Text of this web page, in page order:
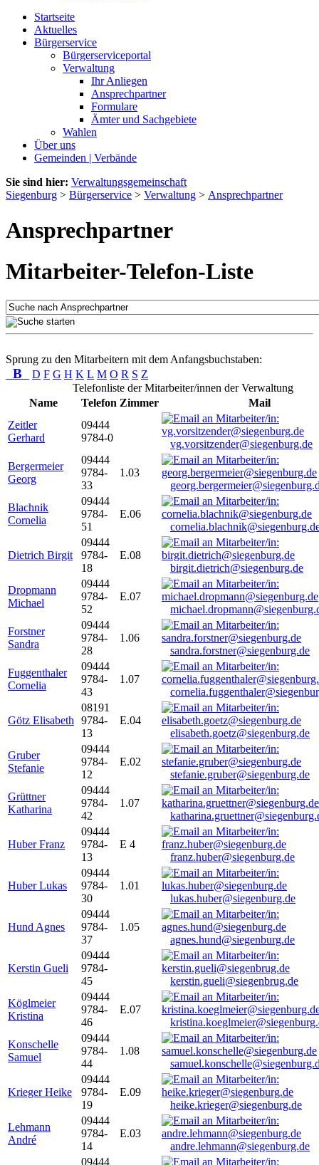
Startseite
Aktuelles
Bürgerservice
Bürgerserviceportal
Verwaltung
Ihr Anliegen
Ansprechpartner
Formulare
Ämter und Sachgebiete
Wahlen
Über uns
Gemeinden | Verbände
Sie sind hier: Verwaltungsgemeinschaft
Siegenburg > Bürgerservice > Verwaltung > Ansprechpartner
Ansprechpartner
Mitarbeiter-Telefon-Liste
Sprung zu den Mitarbeitern mit dem Anfangsbuchstaben:
B D F G H K L M O R S Z
Telefonliste der Mitarbeiter/innen der Verwaltung
Name
Telefon Zimmer
Mail
Zeitler
Gerhard
09444
9784-0
vg.vorsitzender@siegenburg.de
Bergermeier
Georg
09444
9784-
33
1.03
Blachnik
Cornelia
09444
9784-
51
E.06
Dietrich Birgit
09444
9784-
18
E.08
birgit.dietrich@siegenburg.de
Dropmann
Michael
09444
9784-
52
E.07
Forstner
Sandra
09444
9784-
28
1.06
sandra.forstner@siegenburg.de
Fuggenthaler
Cornelia
09444
9784-
43
1.07
Götz Elisabeth
08191
9784-
13
E.04
elisabeth.goetz@siegenburg.de
Gruber
Stefanie
09444
9784-
12
E.02
stefanie.gruber@siegenburg.de
Grüttner
Katharina
09444
9784-
42
1.07
Huber Franz
09444
9784-
13
E 4
franz.huber@siegenburg.de
Huber Lukas
09444
9784-
30
1.01
lukas.huber@siegenburg.de
Hund Agnes
09444
9784-
37
1.05
agnes.hund@siegenburg.de
Kerstin Gueli
09444
9784-
45
kerstin.gueli@siegenbrug.de
Köglmeier
Kristina
09444
9784-
46
E.07
Konschelle
Samuel
09444
9784-
44
1.08
Krieger Heike
09444
9784-
19
E.09
heike.krieger@siegenburg.de
Lehmann
André
09444
9784-
14
E.03
andre.lehmann@siegenburg.de
09444